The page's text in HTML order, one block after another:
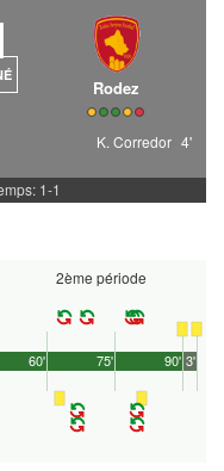
Rodez
K. Corredor 4'
1-1
2ème période
90'
60' 75' 3'